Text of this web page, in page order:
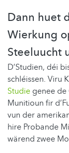
Dann huet
Wierkung
Steeluucht
D’Studien, déi
schléissen. Viru
Studie genee
Munitioun fir
vun der
hire Probande
wärend zwee